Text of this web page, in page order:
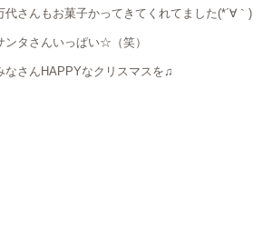
代さんもお菓子かってきてくれてました(*´∀｀)
ンタさんいっぱい☆（笑）
なさんHAPPYなクリスマスを♫